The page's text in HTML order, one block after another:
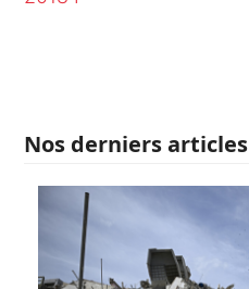
Nos derniers articles